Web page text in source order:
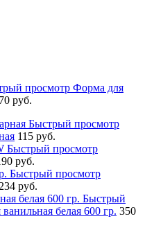
просмотр Форма для
руб.
Быстрый просмотр
115 руб.
Быстрый просмотр
руб.
Быстрый просмотр
234 руб.
Быстрый
белая 600 гр. 350